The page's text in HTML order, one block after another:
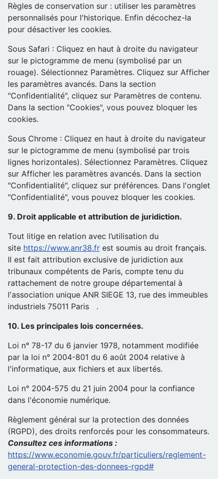
Règles de conservation sur : utiliser les paramètres
personnalisés pour l'historique. Enfin décochez-la
pour désactiver les cookies.
Sous Safari : Cliquez en haut à droite du navigateur
sur le pictogramme de menu (symbolisé par un
rouage). Sélectionnez Paramètres. Cliquez sur Afficher
les paramètres avancés. Dans la section
"Confidentialité", cliquez sur Paramètres de contenu.
Dans la section "Cookies", vous pouvez bloquer les
cookies.
Sous Chrome : Cliquez en haut à droite du navigateur
sur le pictogramme de menu (symbolisé par trois
lignes horizontales). Sélectionnez Paramètres. Cliquez
sur Afficher les paramètres avancés. Dans la section
"Confidentialité", cliquez sur préférences. Dans l'onglet
"Confidentialité", vous pouvez bloquer les cookies.
9. Droit applicable et attribution de juridiction.
Tout litige en relation avec l’utilisation du
site https://www.anr38.fr est soumis au droit français.
Il est fait attribution exclusive de juridiction aux
tribunaux compétents de Paris, compte tenu du
rattachement de notre groupe départemental à
l'association unique ANR SIEGE 13, rue des immeubles
industriels 75011 Paris .
10. Les principales lois concernées.
Loi n° 78-17 du 6 janvier 1978, notamment modifiée
par la loi n° 2004-801 du 6 août 2004 relative à
l'informatique, aux fichiers et aux libertés.
Loi n° 2004-575 du 21 juin 2004 pour la confiance
dans l'économie numérique.
Règlement général sur la protection des données
(RGPD), des droits renforcés pour les consommateurs.
Consultez ces informations :
https://www.economie.gouv.fr/particuliers/reglement-
general-protection-des-donnees-rgpd#